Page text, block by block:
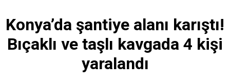
Konya’da şantiye alanı karıştı!
Bıçaklı ve taşlı kavgada 4 kişi
yaralandı